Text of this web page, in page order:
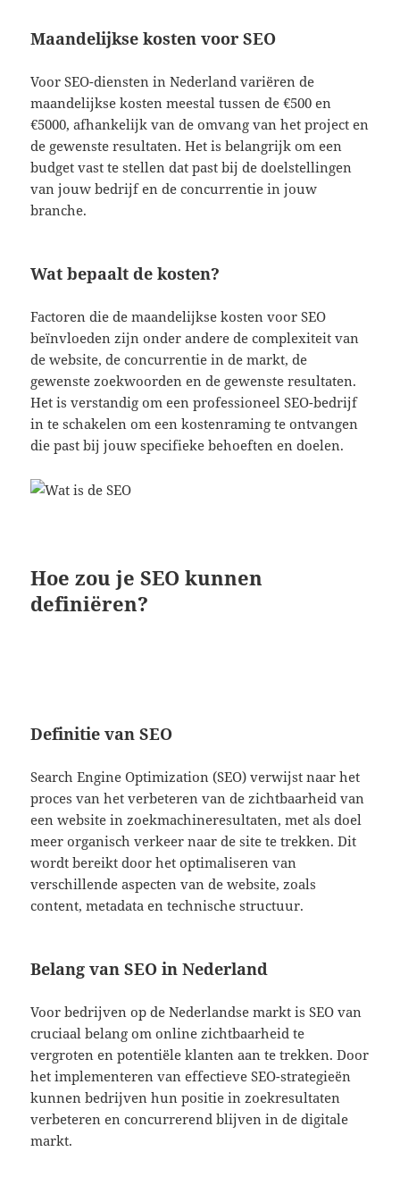
Maandelijkse kosten voor SEO
Voor SEO-diensten in Nederland variëren de
maandelijkse kosten meestal tussen de €500 en
€5000, afhankelijk van de omvang van het project en
de gewenste resultaten. Het is belangrijk om een
budget vast te stellen dat past bij de doelstellingen
van jouw bedrijf en de concurrentie in jouw
branche.
Wat bepaalt de kosten?
Factoren die de maandelijkse kosten voor SEO
beïnvloeden zijn onder andere de complexiteit van
de website, de concurrentie in de markt, de
gewenste zoekwoorden en de gewenste resultaten.
Het is verstandig om een professioneel SEO-bedrijf
in te schakelen om een ​​kostenraming te ontvangen
die past bij jouw specifieke behoeften en doelen.
Hoe zou je SEO kunnen
definiëren?
Definitie van SEO
Search Engine Optimization (SEO) verwijst naar het
proces van het verbeteren van de zichtbaarheid van
een website in zoekmachineresultaten, met als doel
meer organisch verkeer naar de site te trekken. Dit
wordt bereikt door het optimaliseren van
verschillende aspecten van de website, zoals
content, metadata en technische structuur.
Belang van SEO in Nederland
Voor bedrijven op de Nederlandse markt is SEO van
cruciaal belang om online zichtbaarheid te
vergroten en potentiële klanten aan te trekken. Door
het implementeren van effectieve SEO-strategieën
kunnen bedrijven hun positie in zoekresultaten
verbeteren en concurrerend blijven in de digitale
markt.